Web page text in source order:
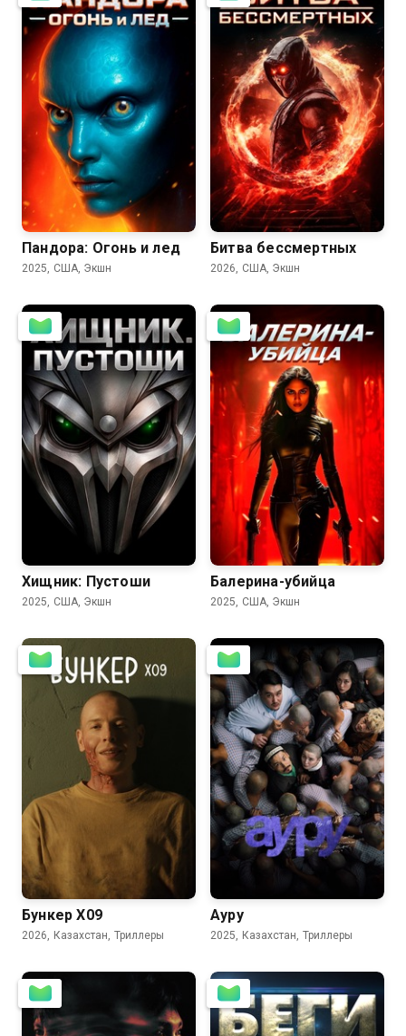
Пандора: Огонь и лед
2025, США, Экшн
Битва бессмертных
2026, США, Экшн
Хищник: Пустоши
2025, США, Экшн
3.1
Балерина-убийца
2025, США, Экшн
Бункер Х09
2026, Казахстан, Триллеры
6.6
Ауру
2025, Казахстан, Триллеры